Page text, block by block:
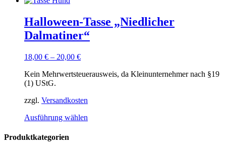
Halloween-Tasse „Niedlicher
Dalmatiner“
18,00 € – 20,00 €
Kein Mehrwertsteuerausweis, da Kleinunternehmer nach §19
(1) UStG.
zzgl. Versandkosten
Ausführung wählen
Produktkategorien